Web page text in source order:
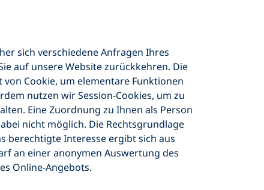
sich verschiedene Anfragen Ihres
auf unsere Website zurückkehren. Die
Cookie, um elementare Funktionen
nutzen wir Session-Cookies, um zu
Eine Zuordnung zu Ihnen als Person
nicht möglich. Die Rechtsgrundlage
berechtigte Interesse ergibt sich aus
an einer anonymen Auswertung des
Online-Angebots.